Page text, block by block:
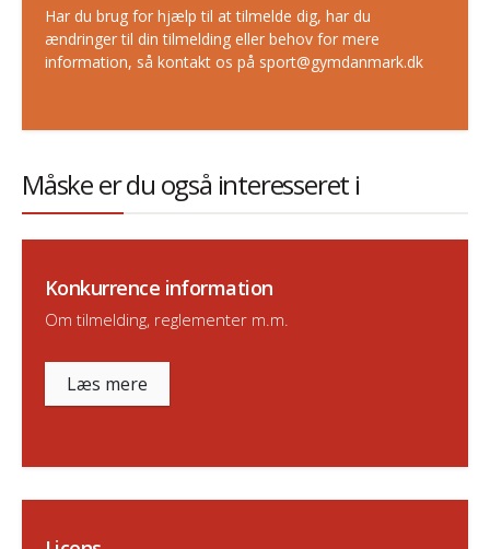
Har du brug for hjælp til at tilmelde dig, har du
ændringer til din tilmelding eller behov for mere
information, så kontakt os på sport@gymdanmark.dk
Måske er du også interesseret i
Konkurrence information
Om tilmelding, reglementer m.m.
Læs mere